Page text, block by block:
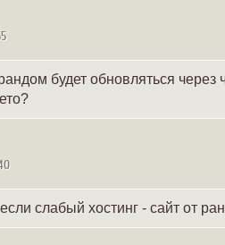
будет обновляться через
слабый хостинг - сайт от